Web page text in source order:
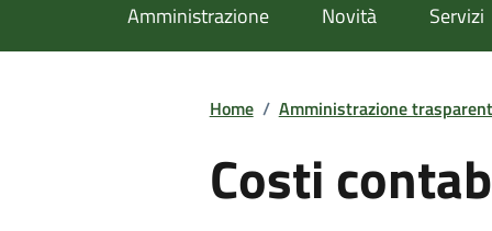
Amministrazione Novità Servizi
Home / Amministrazione
Costi